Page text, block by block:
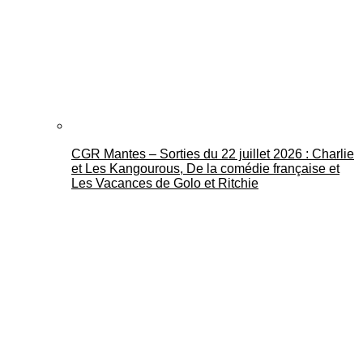
CGR Mantes – Sorties du 22 juillet 2026 : Charlie
et Les Kangourous, De la comédie française et
Les Vacances de Golo et Ritchie